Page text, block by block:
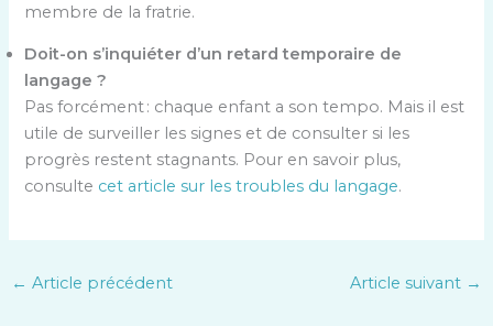
membre de la fratrie.
Doit-on s’inquiéter d’un retard temporaire de
langage ?
Pas forcément : chaque enfant a son tempo. Mais il est
utile de surveiller les signes et de consulter si les
progrès restent stagnants. Pour en savoir plus,
consulte cet article sur les troubles du langage.
← Article précédent Article suivant →